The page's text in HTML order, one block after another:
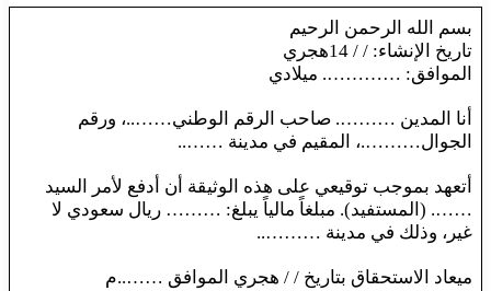
بسم الله الرحمن الرحيم
تاريخ الإنشاء: / / 14هجري
الموافق: …………. ميلادي
أنا المدين ………. صاحب الرقم الوطني……..، ورقم
الجوال……….، المقيم في مدينة ……..
أتعهد بموجب توقيعي على هذه الوثيقة أن أدفع لأمر السيد
……. (المستفيد). مبلغاً مالياً يبلغ: ……… ريال سعودي لا
غير، وذلك في مدينة ………..
ميعاد الاستحقاق بتاريخ / / هجري الموافق ……..م